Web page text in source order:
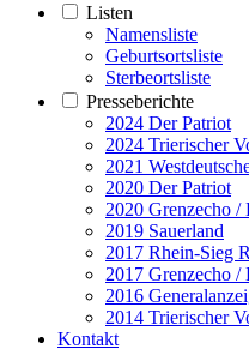
Listen
Namensliste
Geburtsortsliste
Sterbeortsliste
Presseberichte
2024 Der Patriot
2024 Trierischer
2021
2020 Der Patriot
2020 Grenzecho /
2019 Sauerland
2017 Rhein-Sieg
2017 Grenzecho /
2016
2014 Trierischer
Kontakt